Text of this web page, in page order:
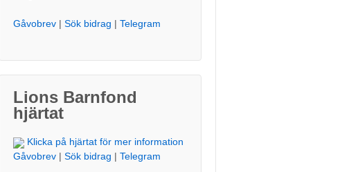
Gåvobrev |Sök bidrag |Telegram
Lions Barnfond
hjärtat
Klicka på hjärtat för mer information
Gåvobrev |Sök bidrag |Telegram